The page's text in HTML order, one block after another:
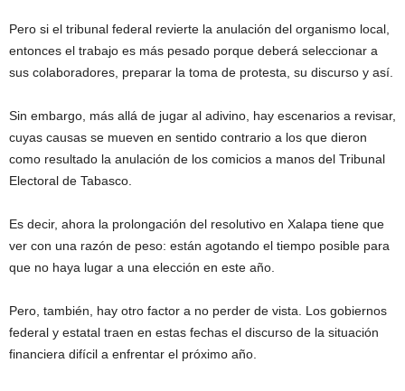
Pero si el tribunal federal revierte la anulación del organismo local,
entonces el trabajo es más pesado porque deberá seleccionar a
sus colaboradores, preparar la toma de protesta, su discurso y así.
Sin embargo, más allá de jugar al adivino, hay escenarios a revisar,
cuyas causas se mueven en sentido contrario a los que dieron
como resultado la anulación de los comicios a manos del Tribunal
Electoral de Tabasco.
Es decir, ahora la prolongación del resolutivo en Xalapa tiene que
ver con una razón de peso: están agotando el tiempo posible para
que no haya lugar a una elección en este año.
Pero, también, hay otro factor a no perder de vista. Los gobiernos
federal y estatal traen en estas fechas el discurso de la situación
financiera difícil a enfrentar el próximo año.